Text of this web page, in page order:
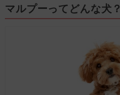
マルプーってどんな犬？